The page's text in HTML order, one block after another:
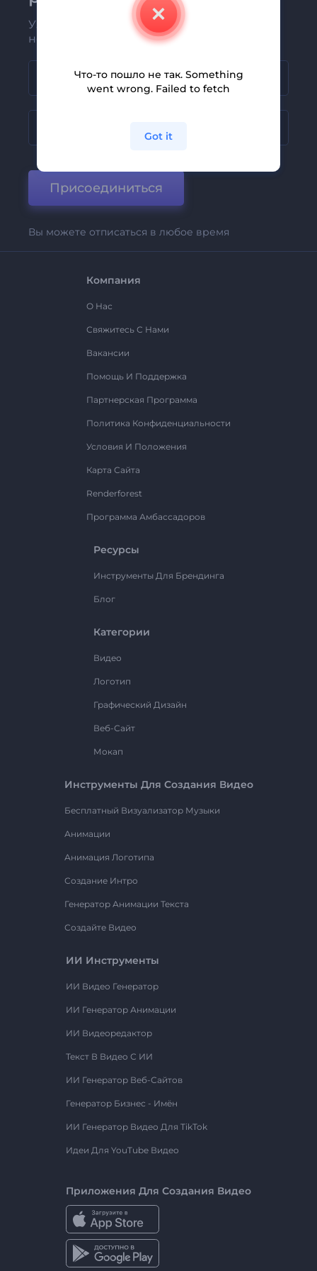
Узнавайте о последних новостях и
новых предложениях первыми
Присоединиться
Вы можете отписаться в любое время
Компания
О Нас
Свяжитесь С Нами
Вакансии
Помощь И Поддержка
Партнерская Программа
Политика Конфиденциальности
Условия И Положения
Карта Сайта
Renderforest
Программа Амбассадоров
Ресурсы
Инструменты Для Брендинга
Блог
Категории
Видео
Логотип
Графический Дизайн
Веб-Сайт
Мокап
Инструменты Для Создания Видео
Бесплатный Визуализатор Музыки
Анимации
Анимация Логотипа
Создание Интро
Генератор Анимации Текста
Создайте Видео
ИИ Инструменты
ИИ Видео Генератор
ИИ Генератор Анимации
ИИ Видеоредактор
Текст В Видео С ИИ
ИИ Генератор Веб-Сайтов
Генератор Бизнес - Имён
ИИ Генератор Видео Для TikTok
Идеи Для YouTube Видео
Приложения Для Создания Видео
Что-то пошло не так. Something
went wrong. Failed to fetch
Got it